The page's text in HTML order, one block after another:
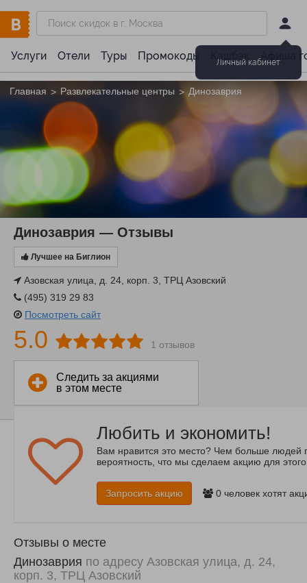
Личный кабинет
Услуги Отели Туры Промокоды Кэшбэк Афиша
Главная > Развлекательные центры > Динозаврия
Динозаврия — Отзывы
Лучшее на Биглион
Азовская улица, д. 24, корп. 3, ТРЦ Азовский
(495) 319 29 83
Посмотреть сайт
5.0 1 отзывов
Следить за акциями
в этом месте
Любить и экономить!
Вам нравится это место? Чем больше людей
вероятность, что мы сделаем акцию для
Запросить акцию 0 человек хотят
Отзывы о месте
Динозаврия по адресу Азовская улица, д. 24,
корп. 3, ТРЦ Азовский